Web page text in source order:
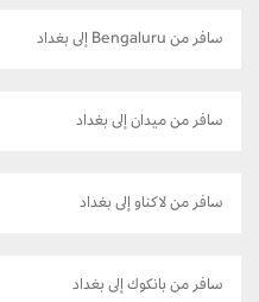
سافر من Bengaluru إلى بغداد
سافر من ميدان إلى بغداد
سافر من لاكناو إلى بغداد
سافر من بانكوك إلى بغداد